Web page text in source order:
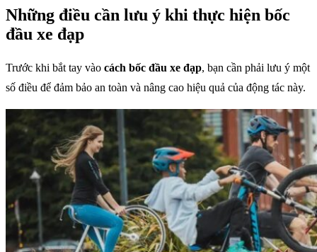
Những điều cần lưu ý khi thực hiện bốc
đầu xe đạp
Trước khi bắt tay vào cách bốc đầu xe đạp, bạn cần phải lưu ý một
số điều để đảm bảo an toàn và nâng cao hiệu quả của động tác này.